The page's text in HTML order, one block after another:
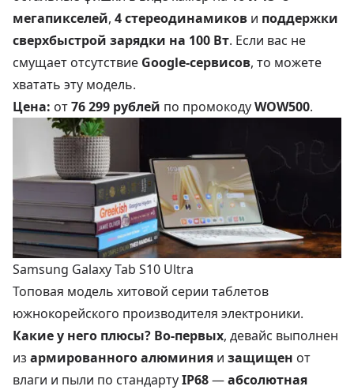
мегапикселей, 4 стереодинамиков и поддержки
сверхбыстрой зарядки на 100 Вт. Если вас не
смущает отсутствие Google-сервисов, то можете
хватать эту модель.
Цена: от76 299 рублей по промокодуWOW500.
Samsung Galaxy Tab S10 Ultra
Топовая модель хитовой серии таблетов
южнокорейского производителя электроники.
Какие у него плюсы? Во-первых, девайс выполнен
из армированного алюминия и защищен от
влаги и пыли по стандартуIP68—абсолютная